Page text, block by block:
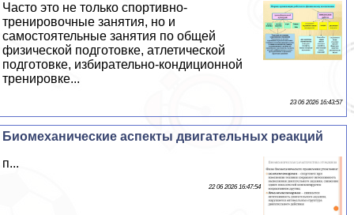
Часто это не только спортивно-
тренировочные занятия, но и
самостоятельные занятия по общей
физической подготовке, атлетической
подготовке, избирательно-кондиционной
тренировке...
23 06 2026 16:43:57
Биомеханические аспекты двигательных реакций
п...
22 06 2026 16:47:54